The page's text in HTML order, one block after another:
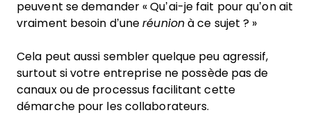
peuvent se demander « Qu’ai-je fait pour qu’on ait
vraiment besoin d’uneréunionà ce sujet ? »
Cela peut aussi sembler quelque peu agressif,
surtout si votre entreprise ne possède pas de
canaux ou de processus facilitant cette
démarche pour les collaborateurs.